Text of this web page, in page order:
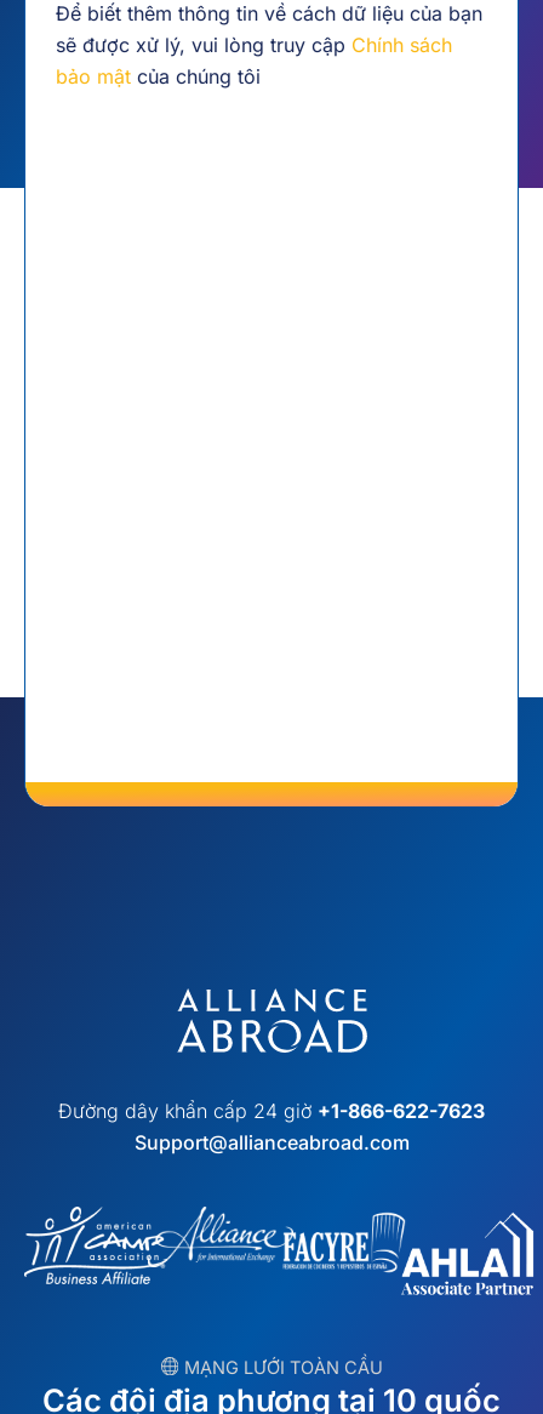
Để biết thêm thông tin về cách dữ liệu của bạn
sẽ được xử lý, vui lòng truy cập Chính sách
bảo mật của chúng tôi
Đường dây khẩn cấp 24 giờ +1-866-622-7623
Support@allianceabroad.com
︎ MẠNG LƯỚI TOÀN CẦU
Các đội địa phương tại 10 quốc